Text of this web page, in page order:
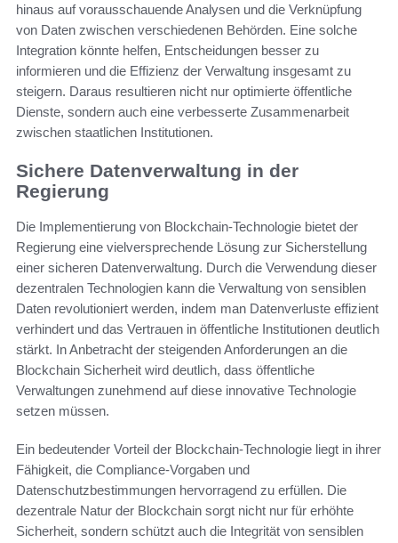
hinaus auf vorausschauende Analysen und die Verknüpfung
von Daten zwischen verschiedenen Behörden. Eine solche
Integration könnte helfen, Entscheidungen besser zu
informieren und die Effizienz der Verwaltung insgesamt zu
steigern. Daraus resultieren nicht nur optimierte öffentliche
Dienste, sondern auch eine verbesserte Zusammenarbeit
zwischen staatlichen Institutionen.
Sichere Datenverwaltung in der
Regierung
Die Implementierung von Blockchain-Technologie bietet der
Regierung eine vielversprechende Lösung zur Sicherstellung
einer sicheren Datenverwaltung. Durch die Verwendung dieser
dezentralen Technologien kann die Verwaltung von sensiblen
Daten revolutioniert werden, indem man Datenverluste effizient
verhindert und das Vertrauen in öffentliche Institutionen deutlich
stärkt. In Anbetracht der steigenden Anforderungen an die
Blockchain Sicherheit wird deutlich, dass öffentliche
Verwaltungen zunehmend auf diese innovative Technologie
setzen müssen.
Ein bedeutender Vorteil der Blockchain-Technologie liegt in ihrer
Fähigkeit, die Compliance-Vorgaben und
Datenschutzbestimmungen hervorragend zu erfüllen. Die
dezentrale Natur der Blockchain sorgt nicht nur für erhöhte
Sicherheit, sondern schützt auch die Integrität von sensiblen